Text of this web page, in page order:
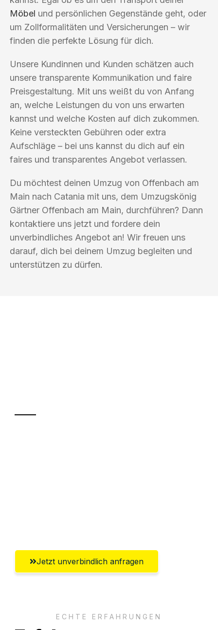
Möbel und persönlichen Gegenstände geht, oder
um Zollformalitäten und Versicherungen – wir
finden die perfekte Lösung für dich.
Unsere Kundinnen und Kunden schätzen auch
unsere transparente Kommunikation und faire
Preisgestaltung. Mit uns weißt du von Anfang
an, welche Leistungen du von uns erwarten
kannst und welche Kosten auf dich zukommen.
Keine versteckten Gebühren oder extra
Aufschläge – bei uns kannst du dich auf ein
faires und transparentes Angebot verlassen.
Du möchtest deinen Umzug von Offenbach am
Main nach Catania mit uns, dem Umzugskönig
Gärtner Offenbach am Main, durchführen? Dann
kontaktiere uns jetzt und fordere dein
unverbindliches Angebot an! Wir freuen uns
darauf, dich bei deinem Umzug begleiten und
unterstützen zu dürfen.
Jetzt unverbindlich anfragen
ECHTE ERFAHRUNGEN